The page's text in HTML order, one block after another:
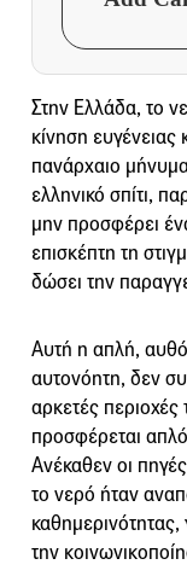
Στην Ελλάδα, το
κίνηση ευγένειας
πανάρχαιο
ελληνικό σπίτι,
μην προσφέρει
επισκέπτη τη
δώσει την
Αυτή η απλή,
αυτονόητη, δεν
αρκετές
προσφέρεται
Ανέκαθεν οι
το νερό ήταν
καθημερινότητας,
την